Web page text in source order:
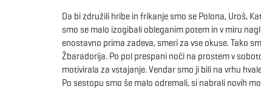
Da bi združili hribe in frikanje smo se Polona, Uroš,
smo se malo izogibali obleganim potem in v miru
enostavno prima zadeva, smeri za vse okuse. Tako
Žbaradorija. Po pol prespani noči na prostem v
motivirala za vstajanje. Vendar smo ji bili na vrhu
Po sestopu smo še malo odremali, si nabrali novih